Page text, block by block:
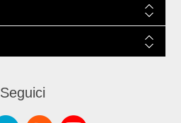
Seguici